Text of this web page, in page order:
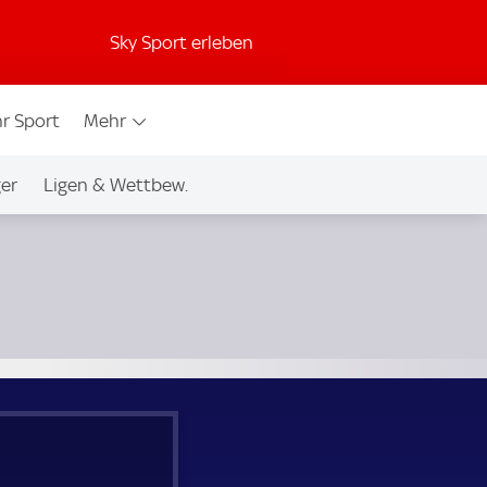
Sky Sport erleben
Sport Mehr
Ligen & Wettbew.